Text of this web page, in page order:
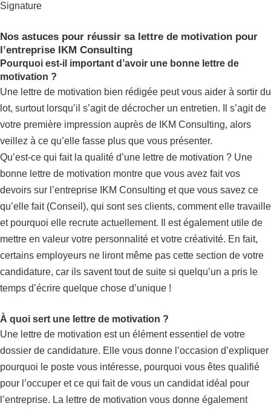
Signature
Nos astuces pour réussir sa lettre de motivation pour
l’entreprise IKM Consulting
Pourquoi est-il important d’avoir une bonne lettre de
motivation ?
Une lettre de motivation bien rédigée peut vous aider à sortir du
lot, surtout lorsqu’il s’agit de décrocher un entretien. Il s’agit de
votre première impression auprès de IKM Consulting, alors
veillez à ce qu’elle fasse plus que vous présenter.
Qu’est-ce qui fait la qualité d’une lettre de motivation ? Une
bonne lettre de motivation montre que vous avez fait vos
devoirs sur l’entreprise IKM Consulting et que vous savez ce
qu’elle fait (Conseil), qui sont ses clients, comment elle travaille
et pourquoi elle recrute actuellement. Il est également utile de
mettre en valeur votre personnalité et votre créativité. En fait,
certains employeurs ne liront même pas cette section de votre
candidature, car ils savent tout de suite si quelqu’un a pris le
temps d’écrire quelque chose d’unique !
À quoi sert une lettre de motivation ?
Une lettre de motivation est un élément essentiel de votre
dossier de candidature. Elle vous donne l’occasion d’expliquer
pourquoi le poste vous intéresse, pourquoi vous êtes qualifié
pour l’occuper et ce qui fait de vous un candidat idéal pour
l’entreprise. La lettre de motivation vous donne également